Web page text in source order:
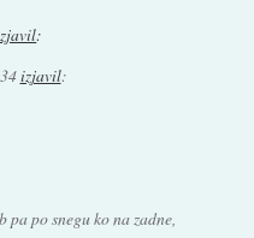
:
izjavil:
pa po snegu ko na zadne,